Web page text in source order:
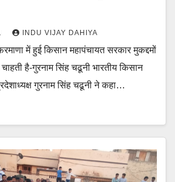
INDU VIJAY DAHIYA
में हुई किसान महापंचायत सरकार मुकद्दमों
है-गुरनाम सिंह चढूनी भारतीय किसान
गुरनाम सिंह चढूनी ने कहा…